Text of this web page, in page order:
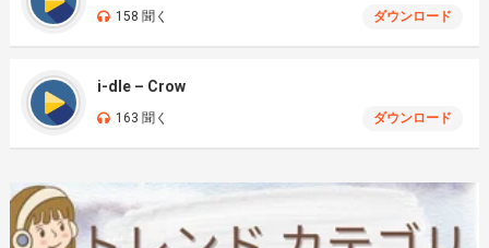
158 聞く ダウンロード
i-dle – Crow
163 聞く ダウンロード